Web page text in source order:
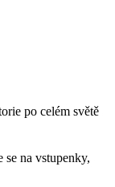
po celém světě
na vstupenky,